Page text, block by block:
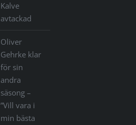
Kalve
avtackad
Oliver
Gehrke klar
för sin
andra
säsong –
”Vill vara i
min bästa